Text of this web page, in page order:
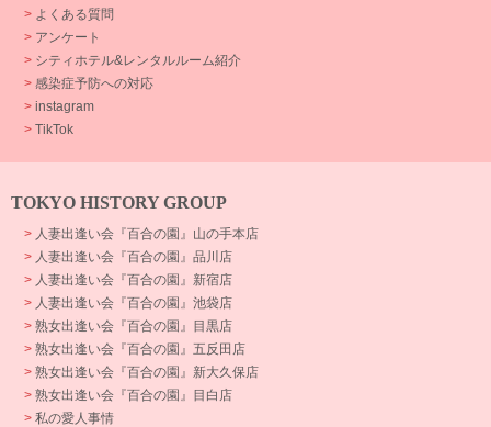
> よくある質問
> アンケート
> シティホテル&レンタルルーム紹介
> 感染症予防への対応
> instagram
> TikTok
TOKYO HISTORY GROUP
> 人妻出逢い会『百合の園』山の手本店
> 人妻出逢い会『百合の園』品川店
> 人妻出逢い会『百合の園』新宿店
> 人妻出逢い会『百合の園』池袋店
> 熟女出逢い会『百合の園』目黒店
> 熟女出逢い会『百合の園』五反田店
> 熟女出逢い会『百合の園』新大久保店
> 熟女出逢い会『百合の園』目白店
> 私の愛人事情